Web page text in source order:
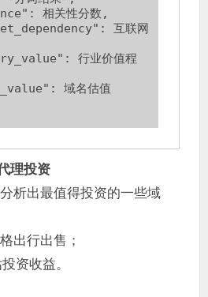
理投资
析出最值得投资的一些域
出行出售；
资收益。